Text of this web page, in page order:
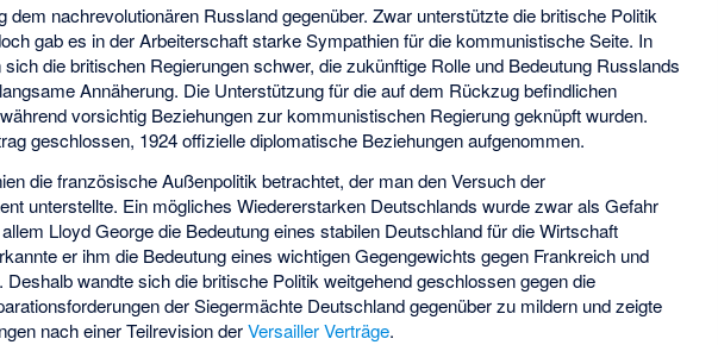
dem nachrevolutionären Russland gegenüber. Zwar unterstützte die britische Politik
gab es in der Arbeiterschaft starke Sympathien für die kommunistische Seite. In
die britischen Regierungen schwer, die zukünftige Rolle und Bedeutung Russlands
Annäherung. Die Unterstützung für die auf dem Rückzug befindlichen
vorsichtig Beziehungen zur kommunistischen Regierung geknüpft wurden.
geschlossen, 1924 offizielle diplomatische Beziehungen aufgenommen.
die französische Außenpolitik betrachtet, der man den Versuch der
unterstellte. Ein mögliches Wiedererstarken Deutschlands wurde zwar als Gefahr
Lloyd George die Bedeutung eines stabilen Deutschland für die Wirtschaft
er ihm die Bedeutung eines wichtigen Gegengewichts gegen Frankreich und
wandte sich die britische Politik weitgehend geschlossen gegen die
der Siegermächte Deutschland gegenüber zu mildern und zeigte
nach einer Teilrevision derVersailler Verträge.